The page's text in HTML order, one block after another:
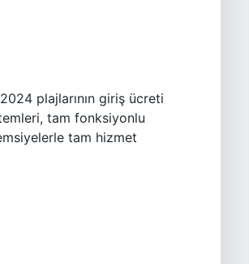
plajlarının giriş ücreti
tam fonksiyonlu
tam hizmet